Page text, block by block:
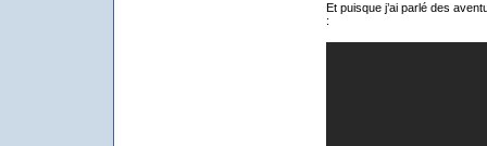
Et puisque j’ai parlé des
: